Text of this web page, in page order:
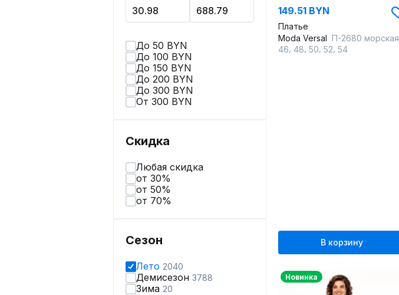
До 50 BYN
До 100 BYN
До 150 BYN
До 200 BYN
До 300 BYN
От 300 BYN
Скидка
Любая скидка
от 30%
от 50%
от 70%
Сезон
Лето 2040
Демисезон 3788
Зима 20
149.51 BYN
Платье
Moda Versal П-2680 морская волна
46 48 50 52 54
В корзину
Новинка